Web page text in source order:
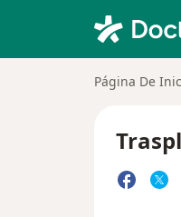
Página De